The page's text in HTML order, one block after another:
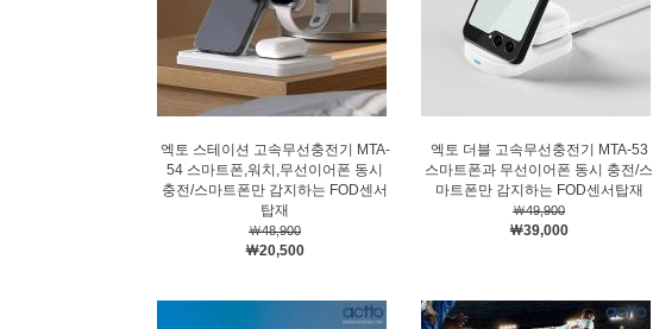
엑토 스테이션 고속무선충전기 MTA-
54 스마트폰,워치,무선이어폰 동시
충전/스마트폰만 감지하는 FOD센서
탑재
￦48,900
￦20,500
엑토 더블 고속무선충전기 MTA-53
스마트폰과 무선이어폰 동시 충전/스
마트폰만 감지하는 FOD센서탑재
￦49,900
￦39,000